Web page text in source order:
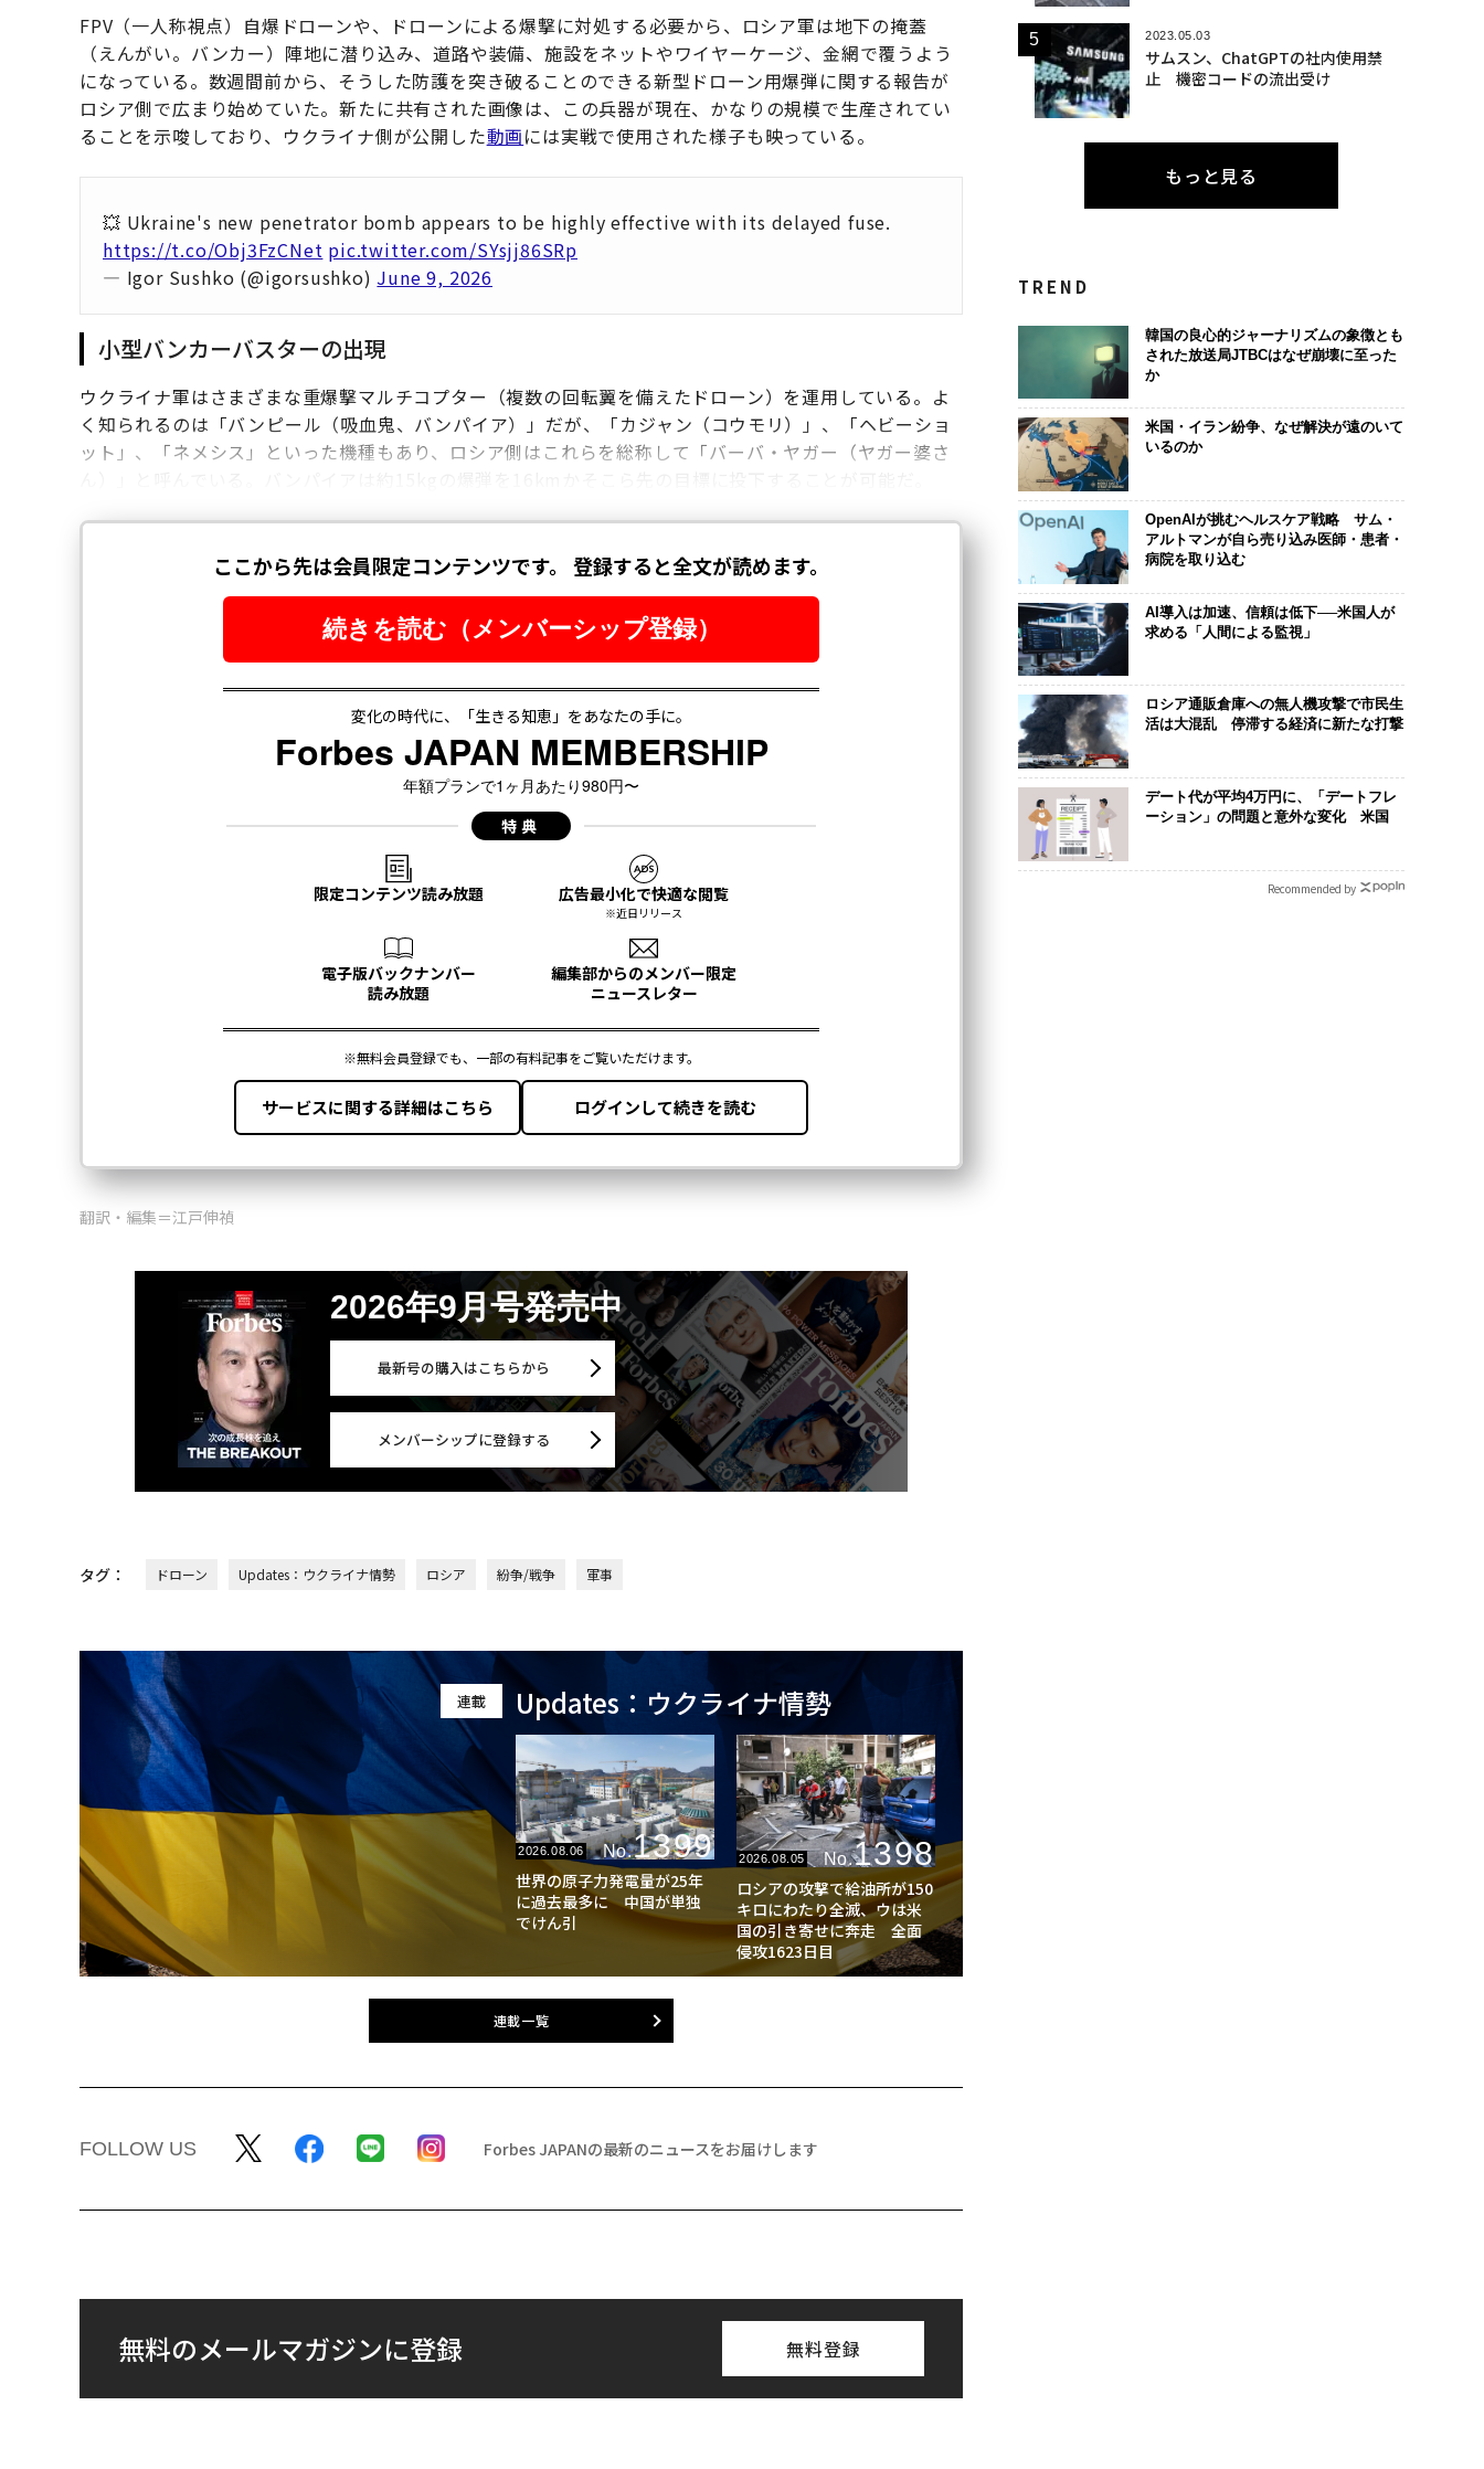
FPV（一人称視点）自爆ドローンや、ドローンによる爆撃に対処する必要から、ロシア軍は地下の掩蓋
（えんがい。バンカー）陣地に潜り込み、道路や装備、施設をネットやワイヤーケージ、金網で覆うよう
になっている。数週間前から、そうした防護を突き破ることのできる新型ドローン用爆弾に関する報告が
ロシア側で広まり始めていた。新たに共有された画像は、この兵器が現在、かなりの規模で生産されてい
ることを示唆しており、ウクライナ側が公開した動画には実戦で使用された様子も映っている。
💥 Ukraine's new penetrator bomb appears to be highly effective with its delayed fuse.
https://t.co/Obj3FzCNet pic.twitter.com/SYsjj86SRp
— Igor Sushko (@igorsushko) June 9, 2026
小型バンカーバスターの出現
ウクライナ軍はさまざまな重爆撃マルチコプター（複数の回転翼を備えたドローン）を運用している。よ
く知られるのは「バンピール（吸血鬼、バンパイア）」だが、「カジャン（コウモリ）」、「ヘビーショ
ット」、「ネメシス」といった機種もあり、ロシア側はこれらを総称して「バーバ・ヤガー（ヤガー婆さ
翻訳・編集＝江戸伸禎
2026年9月号発売中
最新号の購入はこちらから
メンバーシップに登録する
タグ： ドローン Updates：ウクライナ情勢 ロシア 紛争/戦争 軍事
連載 Updates：ウクライナ情勢
2026.08.06 No.1399
世界の原子力発電量が25年
に過去最多に 中国が単独
でけん引
2026.08.05 No.1398
ロシアの攻撃で給油所が150
キロにわたり全滅、ウは米
国の引き寄せに奔走 全面
侵攻1623日目
連載一覧
FOLLOW US Forbes JAPANの最新のニュースをお届けします
無料のメールマガジンに登録 無料登録
2023.05.03
サムスン、ChatGPTの社内使用禁
止 機密コードの流出受け
もっと見る
TREND
韓国の良心的ジャーナリズムの象徴とも
された放送局JTBCはなぜ崩壊に至った
か
米国・イラン紛争、なぜ解決が遠のいて
いるのか
OpenAIが挑むヘルスケア戦略 サム・
アルトマンが自ら売り込み医師・患者・
病院を取り込む
AI導入は加速、信頼は低下──米国人が
求める「人間による監視」
ロシア通販倉庫への無人機攻撃で市民生
活は大混乱 停滞する経済に新たな打撃
デート代が平均4万円に、「デートフレ
ーション」の問題と意外な変化 米国
Recommended by